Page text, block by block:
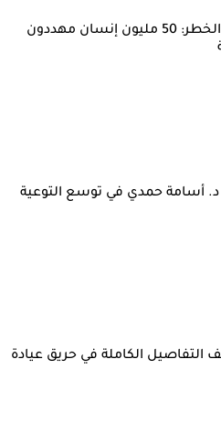
وزير الصحة يدق ناقوس الخطر: 50 مليون إنسان مهددون
أسامة حمدي في توسع التوعية
الكاملة في حريق عيادة